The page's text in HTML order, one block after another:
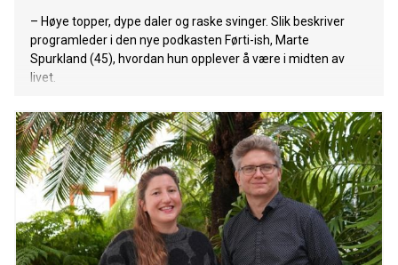
– Høye topper, dype daler og raske svinger. Slik beskriver
programleder i den nye podkasten Førti-ish, Marte
Spurkland (45), hvordan hun opplever å være i midten av
livet.